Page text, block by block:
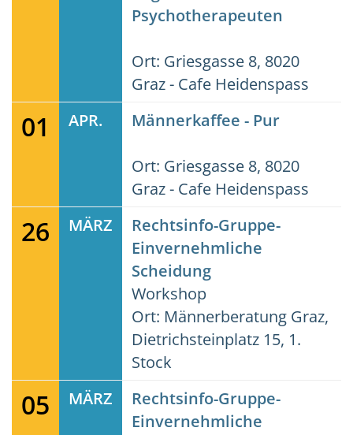
Psychotherapeuten
Ort: Griesgasse 8, 8020
Graz - Cafe Heidenspass
01 APR. Männerkaffee - Pur
Ort: Griesgasse 8, 8020
Graz - Cafe Heidenspass
26 MÄRZ
Rechtsinfo-Gruppe-
Einvernehmliche
Scheidung
Workshop
Ort: Männerberatung Graz,
Dietrichsteinplatz 15, 1.
Stock
05 MÄRZ
Rechtsinfo-Gruppe-
Einvernehmliche